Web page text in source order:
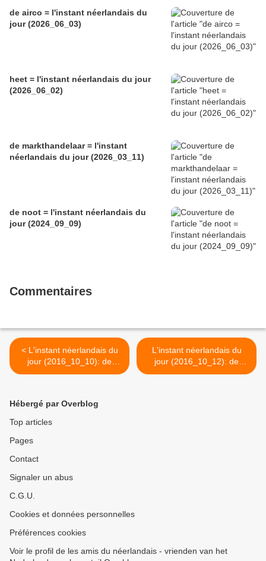
de airco = l'instant néerlandais du
jour (2026_06_03)
heet = l'instant néerlandais du jour
(2026_06_02)
de markthandelaar = l'instant
néerlandais du jour (2026_03_11)
de noot = l'instant néerlandais du
jour (2024_09_09)
Commentaires
< L'instant néerlandais du
jour (2016_10_10): de
Staten-Generaal
L'instant néerlandais du
jour (2016_10_12): de
Provinciale Staten en de
Hébergé par Overblog
Top articles
Pages
Contact
Signaler un abus
C.G.U.
Cookies et données personnelles
Préférences cookies
Voir le profil de les amis du néerlandais - vrienden van het